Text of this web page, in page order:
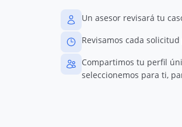
Un asesor revisará tu
Revisamos cada
Compartimos tu perfil
seleccionemos para ti,